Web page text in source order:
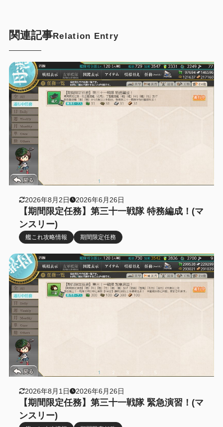
関連記事Relation Entry
2026年8月2日 2026年6月26日
【期間限定任務】第三十一戦隊 特務編成！(マ
ンスリー)
艦これ攻略情報 期間限定任務
2026年8月1日 2026年6月26日
【期間限定任務】第三十一戦隊 緊急演習！(マ
ンスリー)